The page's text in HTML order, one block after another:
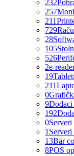
232
257
211
729
28
105
526
2e-
19Tableti
211
0
9Dodaci
192
0Serveri
1 Serveri
13Bar
8POS